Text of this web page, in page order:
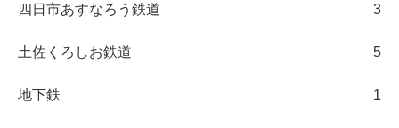
四日市あすなろう鉄道 3
土佐くろしお鉄道 5
地下鉄 1